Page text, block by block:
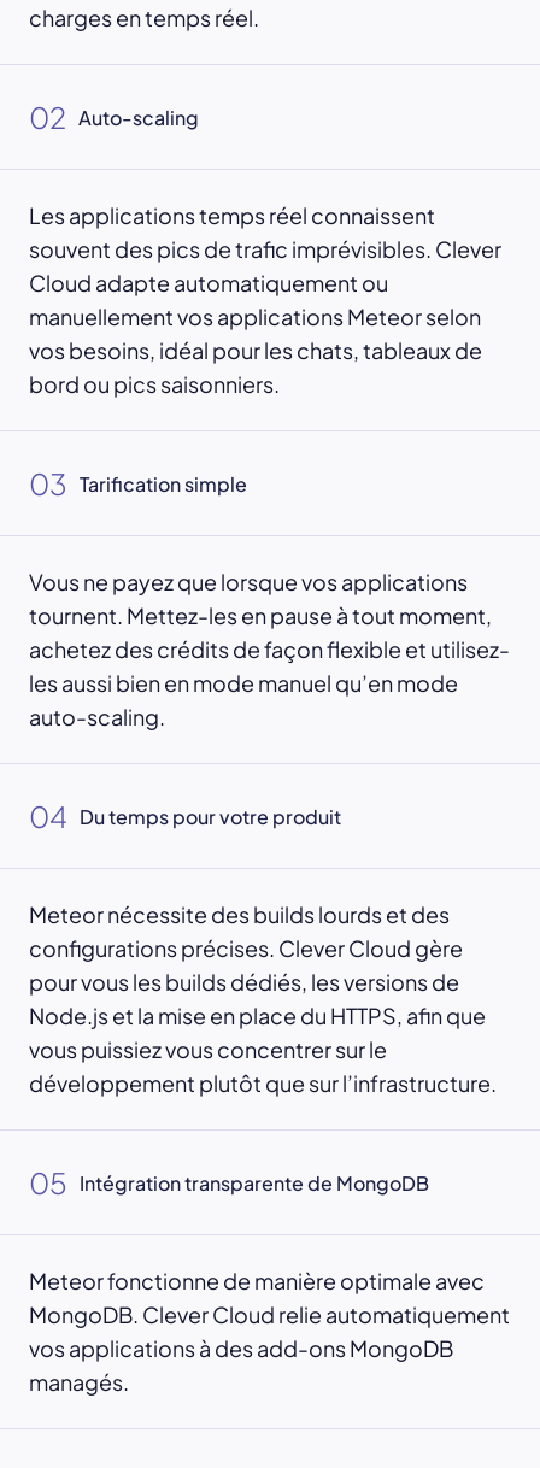
charges en temps réel.
02 Auto-scaling
Les applications temps réel connaissent
souvent des pics de trafic imprévisibles. Clever
Cloud adapte automatiquement ou
manuellement vos applications Meteor selon
vos besoins, idéal pour les chats, tableaux de
bord ou pics saisonniers.
03 Tarification simple
Vous ne payez que lorsque vos applications
tournent. Mettez-les en pause à tout moment,
achetez des crédits de façon flexible et utilisez-
les aussi bien en mode manuel qu’en mode
auto-scaling.
04 Du temps pour votre produit
Meteor nécessite des builds lourds et des
configurations précises. Clever Cloud gère
pour vous les builds dédiés, les versions de
Node.js et la mise en place du HTTPS, afin que
vous puissiez vous concentrer sur le
développement plutôt que sur l’infrastructure.
05 Intégration transparente de MongoDB
Meteor fonctionne de manière optimale avec
MongoDB. Clever Cloud relie automatiquement
vos applications à des add-ons MongoDB
managés.